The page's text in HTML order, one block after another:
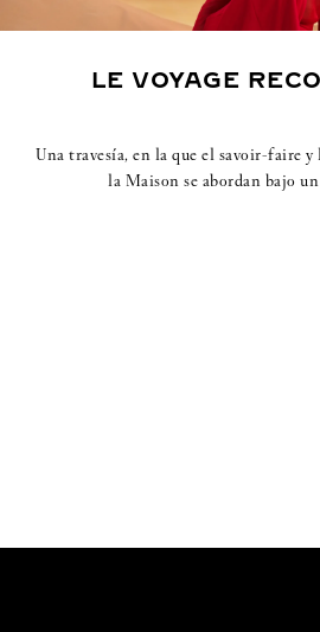
LE VOYAGE
Una travesía, en la que el savoir-faire
la Maison se abordan bajo